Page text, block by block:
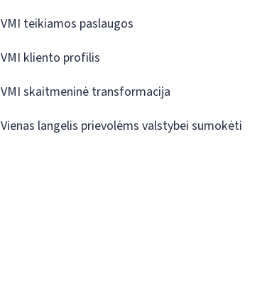
VMI teikiamos paslaugos
VMI kliento profilis
VMI skaitmeninė transformacija
Vienas langelis prievolėms valstybei sumokėti